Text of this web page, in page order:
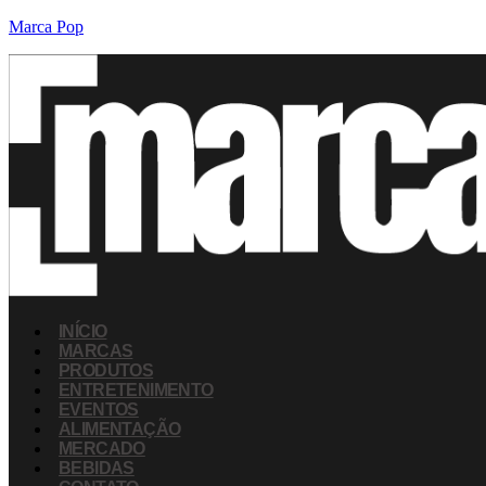
Marca Pop
INÍCIO
MARCAS
PRODUTOS
ENTRETENIMENTO
EVENTOS
ALIMENTAÇÃO
MERCADO
BEBIDAS